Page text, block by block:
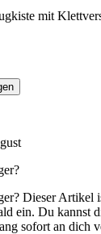
mit
Dieser Artikel
ein. Du kannst
sofort an dich